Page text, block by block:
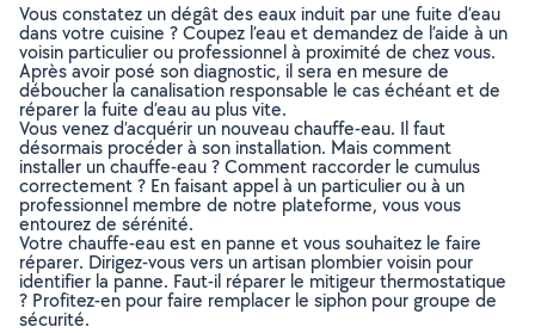
Vous constatez un dégât des eaux induit par une fuite d’eau
dans votre cuisine ? Coupez l’eau et demandez de l’aide à un
voisin particulier ou professionnel à proximité de chez vous.
Après avoir posé son diagnostic, il sera en mesure de
déboucher la canalisation responsable le cas échéant et de
réparer la fuite d’eau au plus vite.
Vous venez d’acquérir un nouveau chauffe-eau. Il faut
désormais procéder à son installation. Mais comment
installer un chauffe-eau ? Comment raccorder le cumulus
correctement ? En faisant appel à un particulier ou à un
professionnel membre de notre plateforme, vous vous
entourez de sérénité.
Votre chauffe-eau est en panne et vous souhaitez le faire
réparer. Dirigez-vous vers un artisan plombier voisin pour
identifier la panne. Faut-il réparer le mitigeur thermostatique
? Profitez-en pour faire remplacer le siphon pour groupe de
sécurité.